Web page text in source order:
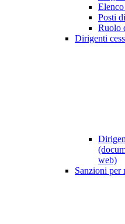
Posti
Ruolo
Dirigenti
web)
Sanzioni per